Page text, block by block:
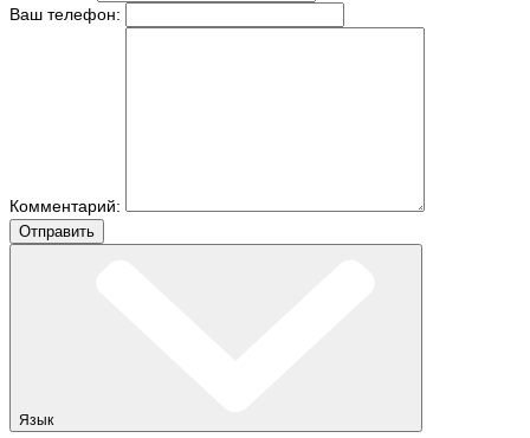
Ваш телефон:
Комментарий:
Отправить
Язык